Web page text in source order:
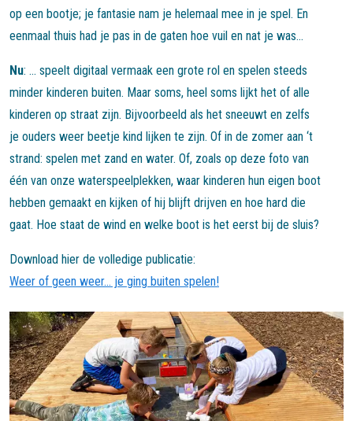
op een bootje; je fantasie nam je helemaal mee in je spel. En
eenmaal thuis had je pas in de gaten hoe vuil en nat je was...
Nu: ... speelt digitaal vermaak een grote rol en spelen steeds
minder kinderen buiten. Maar soms, heel soms lijkt het of alle
kinderen op straat zijn. Bijvoorbeeld als het sneeuwt en zelfs
je ouders weer beetje kind lijken te zijn. Of in de zomer aan ‘t
strand: spelen met zand en water. Of, zoals op deze foto van
één van onze waterspeelplekken, waar kinderen hun eigen boot
hebben gemaakt en kijken of hij blijft drijven en hoe hard die
gaat. Hoe staat de wind en welke boot is het eerst bij de sluis?
Download hier de volledige publicatie:
Weer of geen weer... je ging buiten spelen!